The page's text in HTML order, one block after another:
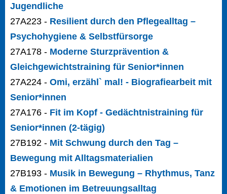
Jugendliche
27A223 - Resilient durch den Pflegealltag –
Psychohygiene & Selbstfürsorge
27A178 - Moderne Sturzprävention &
Gleichgewichtstraining für Senior*innen
27A224 - Omi, erzähl` mal! - Biografiearbeit mit
Senior*innen
27A176 - Fit im Kopf - Gedächtnistraining für
Senior*innen (2-tägig)
27B192 - Mit Schwung durch den Tag –
Bewegung mit Alltagsmaterialien
27B193 - Musik in Bewegung – Rhythmus, Tanz
& Emotionen im Betreuungsalltag